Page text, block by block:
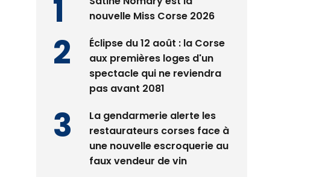
nouvelle Miss Corse 2026
Éclipse du 12 août : la Corse
aux premières loges d'un
pas avant 2081
La gendarmerie alerte les
restaurateurs corses face à